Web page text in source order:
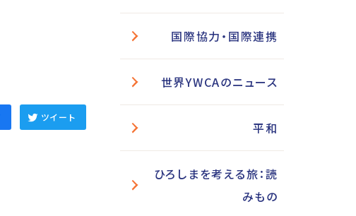
ツイート
国際協力・国際連携
世界YWCAのニュース
平和
ひろしまを考える旅：読
みもの